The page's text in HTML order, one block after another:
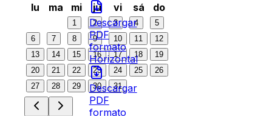
lu
ma mi ju vi sá do
1 2 3 4
5
6
7 8 9 10 11
12
13
14 15 16 17 18
19
20
21 22 23 24 25
26
27
28 29 30 31
Descargar
PDF
formato
Horizontal
Descargar
PDF
formato